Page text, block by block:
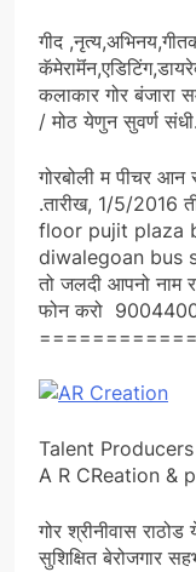
गीद
कलाकार गोर बंजारा
/ मोठ येणुन सुवर्ण संधी.
गोरबोली म पीचर
.तारीख, 1/5/2016
floor pujit plaza
diwalegoan bus
तो जलदी आपनो नाम
फोन करो
Talent Producers
A R CReation &
गोर श्रीनीवास
सुशिक्षित बेरोजगार